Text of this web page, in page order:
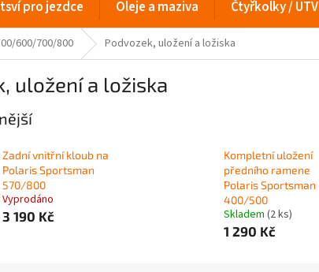
pro jezdce Oleje a maziva Čtyřkolky / UTV
600/700/800 Podvozek, uložení a ložiska
uložení a ložiska
Zadní vnitřní kloub na
Polaris Sportsman
570/800
Vyprodáno
3 190 Kč
Kompletní uložení
předního ramene
Polaris Sportsman
400/500
Skladem (2 ks)
1 290 Kč